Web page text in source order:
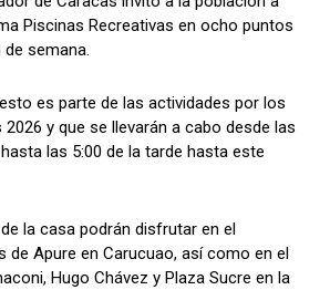
Piscinas Recreativas en ocho puntos
semana.
es parte de las actividades por los
y que se llevarán a cabo desde las
las 5:00 de la tarde hasta este
la casa podrán disfrutar en el
de Apure en Carucuao, así como en el
Hugo Chávez y Plaza Sucre en la